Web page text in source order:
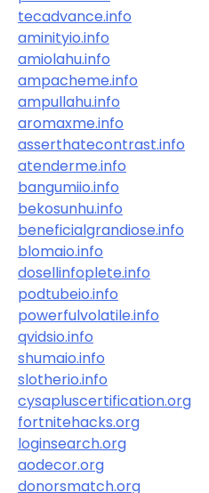
tecadvance.info
aminityio.info
amiolahu.info
ampacheme.info
ampullahu.info
aromaxme.info
asserthatecontrast.info
atenderme.info
bangumiio.info
bekosunhu.info
beneficialgrandiose.info
blomaio.info
dosellinfoplete.info
podtubeio.info
powerfulvolatile.info
qvidsio.info
shumaio.info
slotherio.info
cysapluscertification.org
fortnitehacks.org
loginsearch.org
aodecor.org
donorsmatch.org